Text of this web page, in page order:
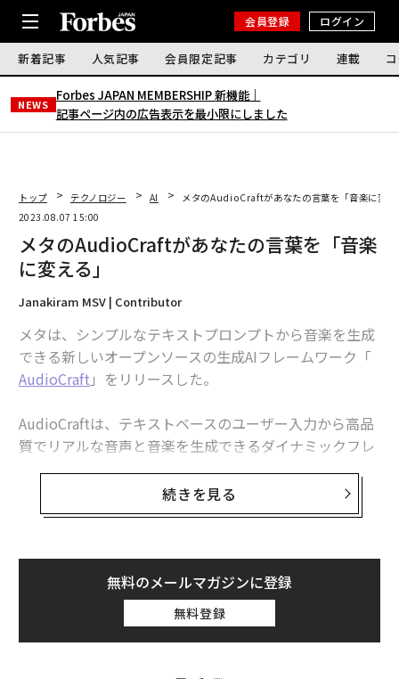
会員登録 ログイン
新着記事 人気記事 会員限定記事 カテゴリ 連載
NEWS
Forbes JAPAN MEMBERSHIP 新機能｜
記事ページ内の広告表示を最小限にしました
トップ テクノロジー AI
メタのAudioCraftがあなたの言葉を「音楽に変え
2023.08.07 15:00
メタのAudioCraftがあなたの言葉を「音楽
に変える」
Janakiram MSV | Contributor
メタは、シンプルなテキストプロンプトから音楽を生成
できる新しいオープンソースの生成AIフレームワーク「
AudioCraft 」をリリースした。
AudioCraftは、テキストベースのユーザー入力から高品
質でリアルな音声と音楽を生成できるダイナミックフレ
ームワークを基盤としている。プロのミュージシャンが
新しい作曲を探求したり、インディーズゲーム開発者が
バーチャル世界をサウンドエフェクトで盛り上げたり、
ラックを簡単に追加したりできるようにすることで、音
楽生成に革命を起こすことを目指す。
AudioCraftは、MusicGen、AudioGen、EnCodecと呼ば
れる3つの強力なモデルの集合体だ。MusicGenはテキス
続きを見る
無料のメールマガジンに登録
無料登録